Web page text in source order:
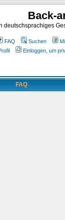
Back-
deutschsprachiges
FAQ Suchen
Einloggen, um
FAQ